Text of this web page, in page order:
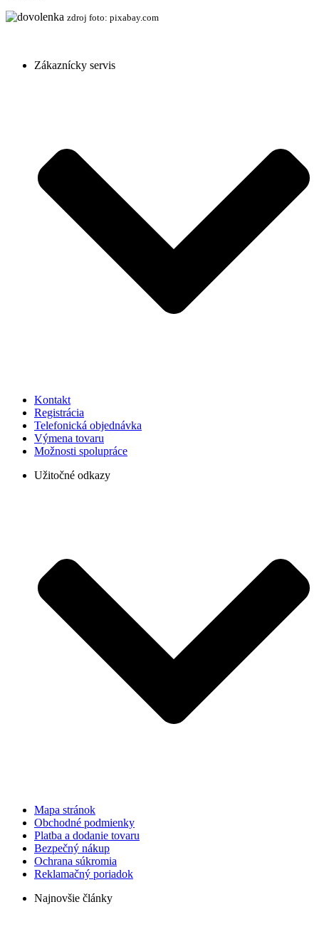
zdroj foto: pixabay.com
Zákaznícky servis
Kontakt
Registrácia
Telefonická objednávka
Výmena tovaru
Možnosti spolupráce
Užitočné odkazy
Mapa stránok
Obchodné podmienky
Platba a dodanie tovaru
Bezpečný nákup
Ochrana súkromia
Reklamačný poriadok
Najnovšie články